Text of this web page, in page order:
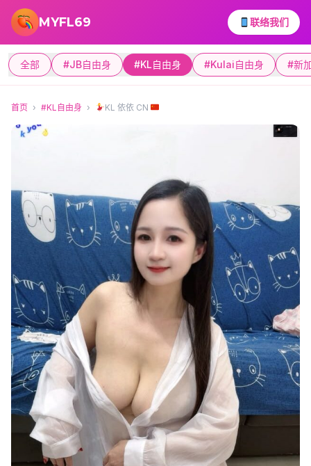
跳转到主要内容
MYFL69 联络我们
全部 #JB自由身 #KL自由身 #Kulai自由身 #新
首页 › #KL自由身 › KL 依依 CN